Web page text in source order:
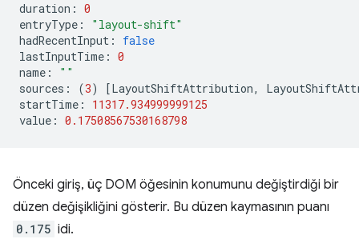
duration : 0
entryType :
"layout-shift"
hadRecentInput :
false
lastInputTime : 0
name :
""
sources : (3) [LayoutShiftAttribution,
startTime :
11317.934999999125
value : 0.17508567530168798
Önceki giriş, üç DOM öğesinin konumunu değiştirdiği bir
düzen değişikliğini gösterir. Bu düzen kaymasının puanı
0.175 idi.